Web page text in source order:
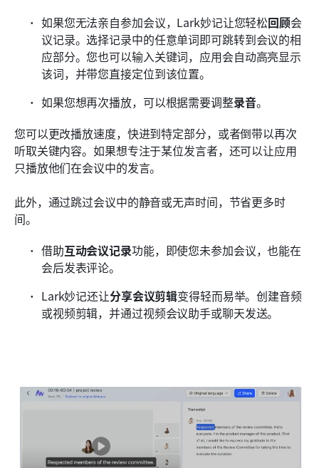
如果您无法亲自参加会议，Lark妙记让您轻松回顾会
议记录。选择记录中的任意单词即可跳转到会议的相
应部分。您也可以输入关键词，应用会自动高亮显示
该词，并带您直接定位到该位置。
如果您想再次播放，可以根据需要调整录音。
您可以更改播放速度，快进到特定部分，或者倒带以再次
听取关键内容。如果想专注于某位发言者，还可以让应用
只播放他们在会议中的发言。
此外，通过跳过会议中的静音或无声时间，节省更多时
间。
借助互动会议记录功能，即使您未参加会议，也能在
会后发表评论。
Lark妙记还让分享会议剪辑变得轻而易举。创建音频
或视频剪辑，并通过视频会议助手或聊天发送。